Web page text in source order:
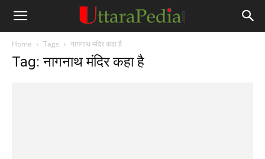
Home Tags नागनाथ मंदिर कहा है
Tag: नागनाथ मंदिर कहा है